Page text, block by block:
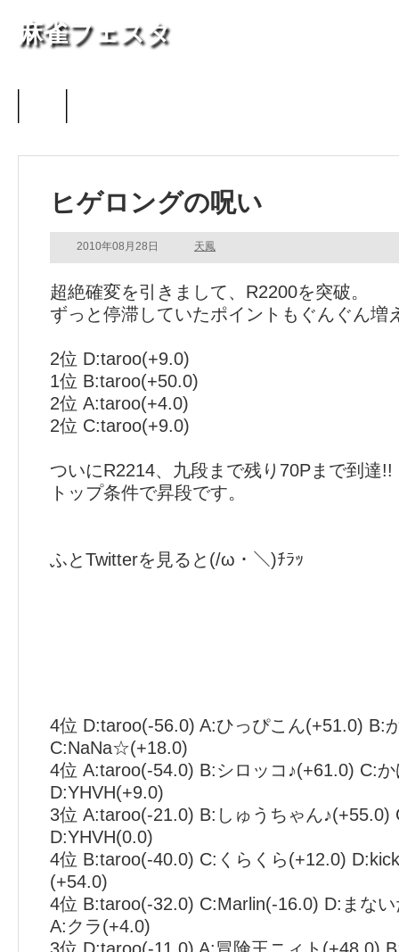
麻雀フェスタ
ヒゲロングの呪い
2010年08月28日 天鳳
超絶確変を引きまして、R2200を突破。
ずっと停滞していたポイントもぐんぐん増
2位 D:taroo(+9.0)
1位 B:taroo(+50.0)
2位 A:taroo(+4.0)
2位 C:taroo(+9.0)
ついにR2214、九段まで残り70Pまで到達!!
トップ条件で昇段です。
ふとTwitterを見ると(/ω・＼)ﾁﾗｯ
4位 D:taroo(-56.0) A:ひっぴこん(+51.0) B:
C:NaNa☆(+18.0)
4位 A:taroo(-54.0) B:シロッコ♪(+61.0) C:
D:YHVH(+9.0)
3位 A:taroo(-21.0) B:しゅうちゃん♪(+55.0)
D:YHVH(0.0)
4位 B:taroo(-40.0) C:くらくら(+12.0)
(+54.0)
4位 B:taroo(-32.0) C:Marlin(-16.0) D:まな
A:クラ(+4.0)